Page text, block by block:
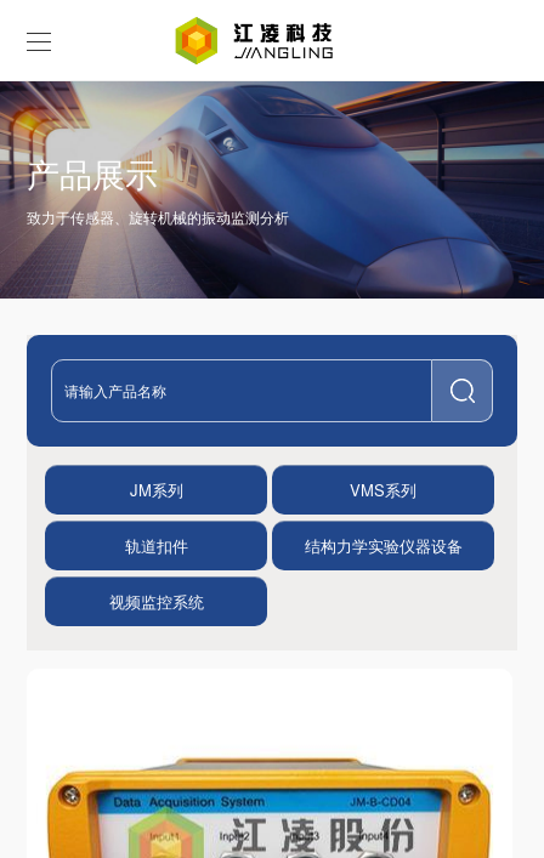
产品展示
致力于传感器、旋转机械的振动监测分析
JM系列 VMS系列
轨道扣件 结构力学实验仪器设备
视频监控系统